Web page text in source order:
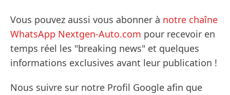
Vous pouvez aussi vous abonner à notre chaîne
WhatsApp Nextgen-Auto.com pour recevoir en
temps réel les "breaking news" et quelques
informations exclusives avant leur publication !
Nous suivre sur notre Profil Google afin que